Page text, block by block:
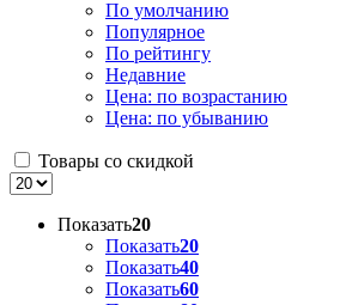
По умолчанию
Популярное
По рейтингу
Недавние
Цена: по возрастанию
Цена: по убыванию
Товары со скидкой
Показать20
Показать20
Показать40
Показать60